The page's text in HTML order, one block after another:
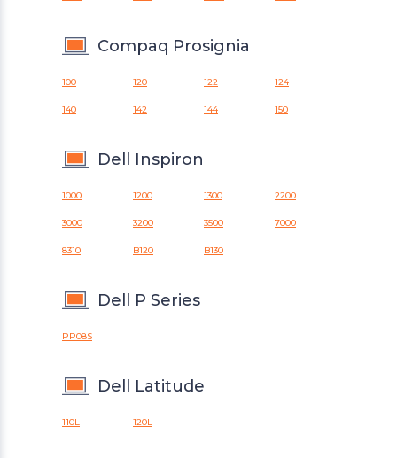
Compaq Prosignia
100 120 122 124
140 142 144 150
Dell Inspiron
1000 1200 1300 2200
3000 3200 3500 7000
8310 B120 B130
Dell P Series
PP08S
Dell Latitude
110L 120L